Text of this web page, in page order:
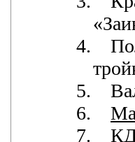
4.
5.
6.
7.